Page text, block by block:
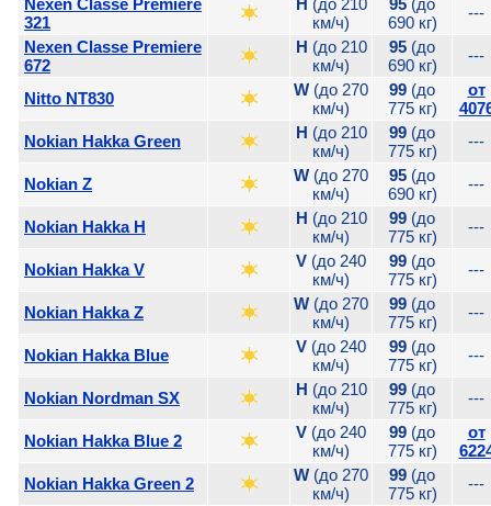
Nexen Classe Premiere
321
H (до 210
км/ч)
95 (до
690 кг)
---
Nexen Classe Premiere
672
H (до 210
км/ч)
95 (до
690 кг)
---
Nitto NT830 W (до 270
км/ч)
99 (до
775 кг)
от
Nokian Hakka Green
H (до 210
км/ч)
99 (до
775 кг)
---
Nokian Z W (до 270
км/ч)
95 (до
690 кг)
---
Nokian Hakka H H (до 210
км/ч)
99 (до
775 кг)
---
Nokian Hakka V V (до 240
км/ч)
99 (до
775 кг)
---
Nokian Hakka Z W (до 270
км/ч)
99 (до
775 кг)
---
Nokian Hakka Blue V (до 240
км/ч)
99 (до
775 кг)
---
Nokian Nordman SX H (до 210
км/ч)
99 (до
775 кг)
---
Nokian Hakka Blue 2 V (до 240
км/ч)
99 (до
775 кг)
от
Nokian Hakka Green 2
W (до 270
км/ч)
99 (до
775 кг)
---